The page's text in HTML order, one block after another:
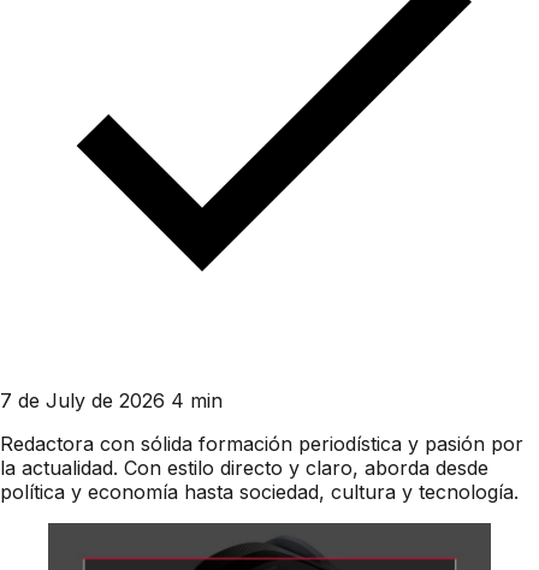
7 de July de 2026 4 min
Redactora con sólida formación periodística y pasión por
la actualidad. Con estilo directo y claro, aborda desde
política y economía hasta sociedad, cultura y tecnología.